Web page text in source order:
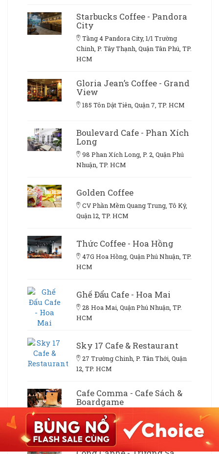
Starbucks Coffee - Pandora
City
Tầng 4 Pandora City, 1/1 Trường
Chinh, P. Tây Thạnh, Quận Tân Phú, TP.
HCM
Gloria Jean’s Coffee - Grand
View
185 Tôn Dật Tiên, Quận 7, TP. HCM
Boulevard Cafe - Phan Xích
Long
98 Phan Xích Long, P. 2, Quận Phú
Nhuận, TP. HCM
Golden Coffee
CV Phần Mềm Quang Trung, Tô Ký,
Quận 12, TP. HCM
Thức Coffee - Hoa Hồng
47G Hoa Hồng, Quận Phú Nhuận, TP.
HCM
Ghế Đẩu Cafe - Hoa Mai
28 Hoa Mai, Quận Phú Nhuận, TP.
HCM
Sky 17 Cafe & Restaurant
27 Trường Chinh, P. Tân Thới, Quận
12, TP. HCM
Cafe Comma - Cafe Sách &
Boardgame
653 Lê Văn Lương, P. Tân Phong,
Quận 7, TP. HCM